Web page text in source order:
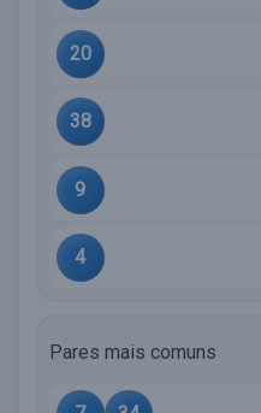
20
38
9
4
Pares mais comuns